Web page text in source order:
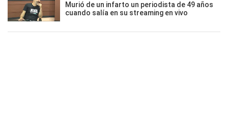
Murió de un infarto un periodista de 49 años
cuando salía en su streaming en vivo